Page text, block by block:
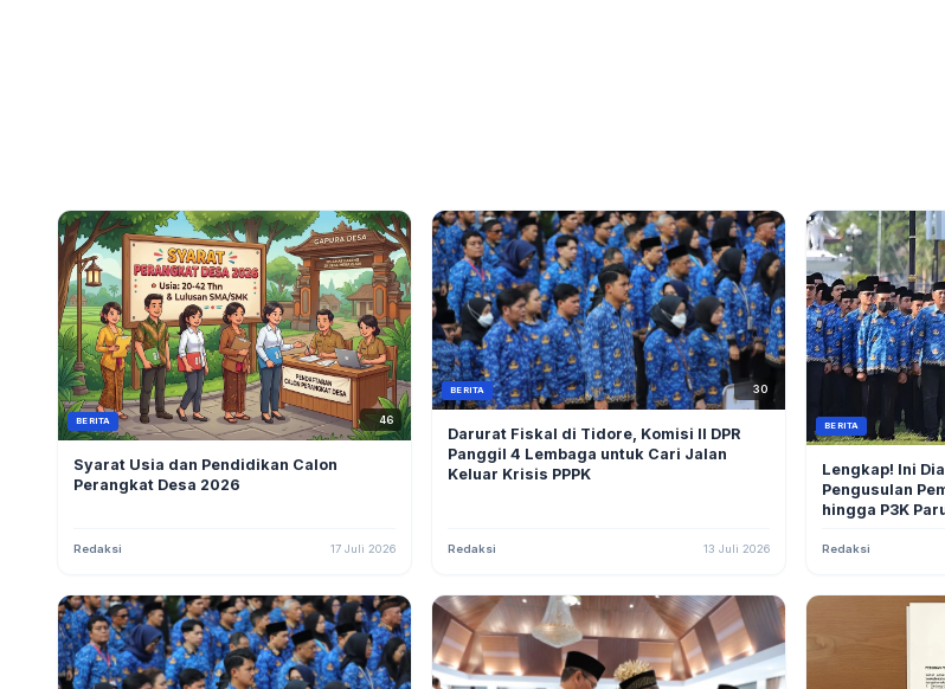
BERITA 46
Syarat Usia dan Pendidikan Calon
Perangkat Desa 2026
Redaksi 17 Juli 2026
BERITA 30
Darurat Fiskal di Tidore, Komisi II DPR
Panggil 4 Lembaga untuk Cari Jalan
Keluar Krisis PPPK
Redaksi 13 Juli 2026
BERITA
Lengkap! Ini
Pengusulan
hingga P3K
Redaksi